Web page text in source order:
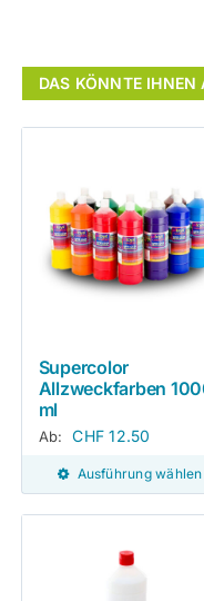
DAS KÖNNTE IHNEN
Supercolor
Allzweckfarben
ml
Ab: CHF 12.50
Ausführung wählen